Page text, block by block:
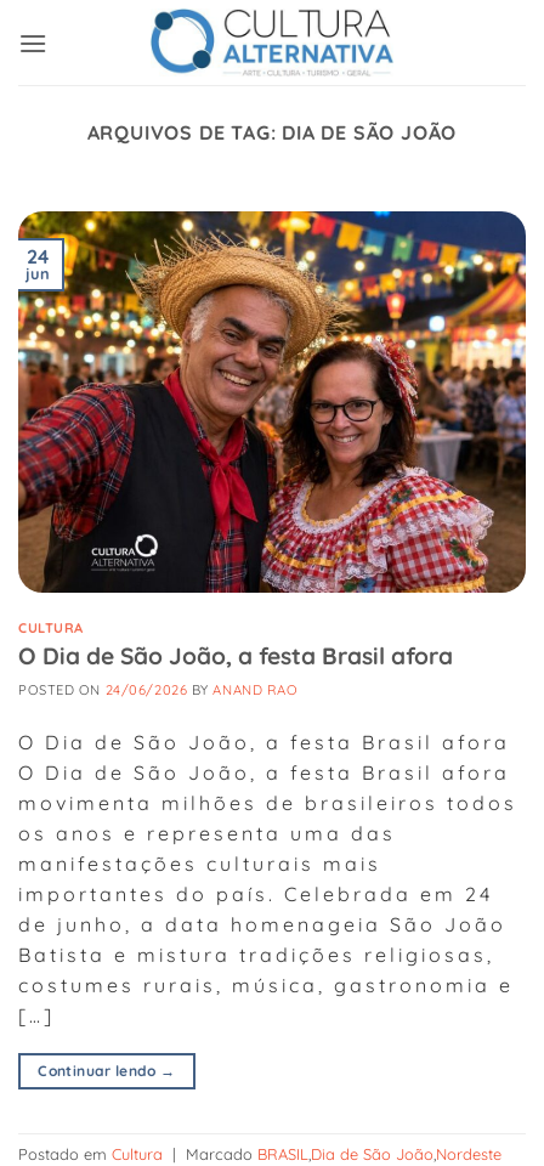
ARQUIVOS DE TAG: DIA DE SÃO JOÃO
24
jun
CULTURA
O Dia de São João, a festa Brasil afora
POSTED ON 24/06/2026 BYANAND RAO
O Dia de São João, a festa Brasil afora
O Dia de São João, a festa Brasil afora
movimenta milhões de brasileiros todos
os anos e representa uma das
manifestações culturais mais
importantes do país. Celebrada em 24
de junho, a data homenageia São João
Batista e mistura tradições religiosas,
costumes rurais, música, gastronomia e
[…]
Continuar lendo →
Postado em Cultura | Marcado BRASIL Dia de São João Nordeste